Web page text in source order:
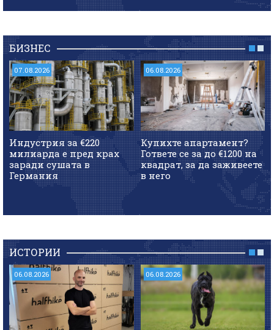
БИЗНЕС
07.08.2026
Индустрия за €220
милиарда е пред крах
заради сушата в
Германия
06.08.2026
Купихте апартамент?
Гответе се за до €1200 на
квадрат, за да заживеете
в него
ИСТОРИИ
06.08.2026 06.08.2026